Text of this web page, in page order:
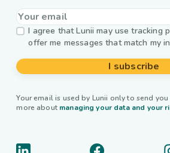
I agree that Lunii may use tracking
offer me messages that match my
I subscribe
Your email is used by Lunii only to send
more about managing your data and your